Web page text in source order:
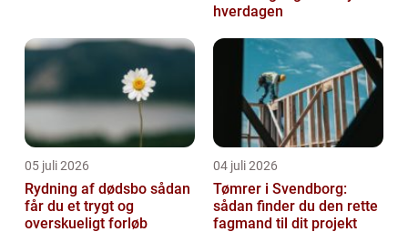
hverdagen
05 juli 2026
Rydning af dødsbo sådan
får du et trygt og
overskueligt forløb
04 juli 2026
Tømrer i Svendborg:
sådan finder du den rette
fagmand til dit projekt